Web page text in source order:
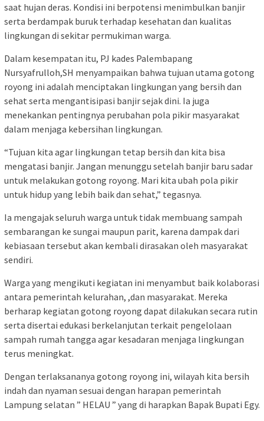
saat hujan deras. Kondisi ini berpotensi menimbulkan banjir
serta berdampak buruk terhadap kesehatan dan kualitas
lingkungan di sekitar permukiman warga.
Dalam kesempatan itu, PJ kades Palembapang
Nursyafrulloh,SH menyampaikan bahwa tujuan utama gotong
royong ini adalah menciptakan lingkungan yang bersih dan
sehat serta mengantisipasi banjir sejak dini. Ia juga
menekankan pentingnya perubahan pola pikir masyarakat
dalam menjaga kebersihan lingkungan.
“Tujuan kita agar lingkungan tetap bersih dan kita bisa
mengatasi banjir. Jangan menunggu setelah banjir baru sadar
untuk melakukan gotong royong. Mari kita ubah pola pikir
untuk hidup yang lebih baik dan sehat,” tegasnya.
Ia mengajak seluruh warga untuk tidak membuang sampah
sembarangan ke sungai maupun parit, karena dampak dari
kebiasaan tersebut akan kembali dirasakan oleh masyarakat
sendiri.
Warga yang mengikuti kegiatan ini menyambut baik kolaborasi
antara pemerintah kelurahan, ,dan masyarakat. Mereka
berharap kegiatan gotong royong dapat dilakukan secara rutin
serta disertai edukasi berkelanjutan terkait pengelolaan
sampah rumah tangga agar kesadaran menjaga lingkungan
terus meningkat.
Dengan terlaksananya gotong royong ini, wilayah kita bersih
indah dan nyaman sesuai dengan harapan pemerintah
Lampung selatan ” HELAU ” yang di harapkan Bapak Bupati Egy.